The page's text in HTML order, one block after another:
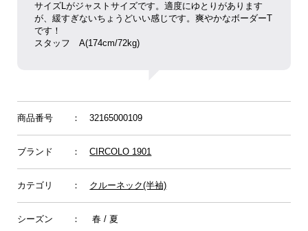
サイズLがジャストサイズです。適度にゆとりがあります
が、緩すぎないちょうどいい感じです。爽やかなボーダーT
です！
スタッフ A(174cm/72kg)
商品番号 ： 32165000109
ブランド ：CIRCOLO 1901
カテゴリ ： クルーネック(半袖)
シーズン ： 春 / 夏